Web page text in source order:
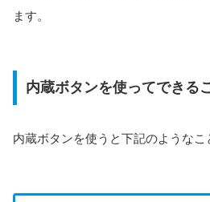
ます。
内蔵ボタンを使ってできる
内蔵ボタンを使うと下記のようなこ